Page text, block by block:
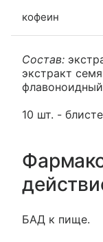
кофеин
Состав:
экстракт
10 шт. -
БАД к пище.